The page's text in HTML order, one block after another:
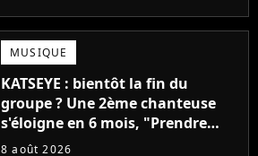
MUSIQUE
KATSEYE : bientôt la fin du
groupe ? Une 2ème chanteuse
s'éloigne en 6 mois, "Prendre
cette décision n’a pas été facile"
8 août 2026